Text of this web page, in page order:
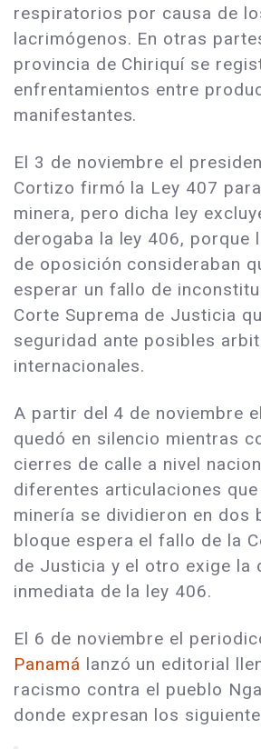
respiratorios por causa de
lacrimógenos. En otras
provincia de Chiriquí se
enfrentamientos entre
manifestantes.
El 3 de noviembre el
Cortizo firmó la Ley 407
minera, pero dicha ley
derogaba la ley 406, porque
de oposición consideraban
esperar un fallo de
Corte Suprema de Justicia
seguridad ante posibles
internacionales.
A partir del 4 de noviembre
quedó en silencio mientras
cierres de calle a nivel
diferentes articulaciones
minería se dividieron en dos
bloque espera el fallo de la
de Justicia y el otro exige la
inmediata de la ley 406.
El 6 de noviembre el
Panamá lanzó un editorial
racismo contra el pueblo
donde expresan los